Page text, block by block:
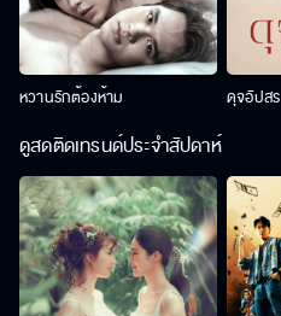
หวานรักต้องห้าม ดุจอัปสร
ดูสดติดเทรนด์ประจำสัปดาห์